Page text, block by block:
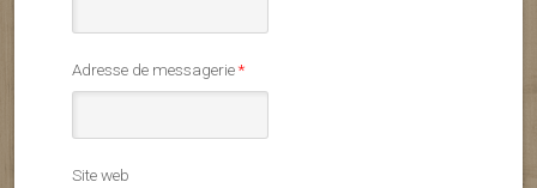
Adresse de messagerie*
Site web